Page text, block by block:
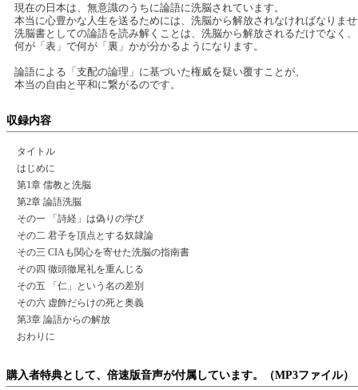
現在の日本は、無意識のうちに論語に洗脳されています。
本当に心豊かな人生を送るためには、洗脳から解放されなければなりま
洗脳書としての論語を読み解くことは、洗脳から解放されるだけでなく、
何が「表」で何が「裏」かが分かるようになります。
論語による「支配の論理」に基づいた権威を疑い覆すことが、
本当の自由と平和に繋がるのです。
収録内容
タイトル
はじめに
第1章 儒教と洗脳
第2章 論語洗脳
その一 「詩経」は偽りの学び
その二 君子を頂点とする奴隷論
その三 CIAも関心を寄せた洗脳の指南書
その四 徹頭徹尾礼を重んじる
その五 「仁」という名の差別
その六 虚飾だらけの死と奥義
第3章 論語からの解放
おわりに
購入者特典として、倍速版音声が付属しています。（MP3ファイル）